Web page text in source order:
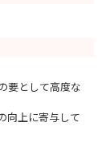
要として高度な
向上に寄与して